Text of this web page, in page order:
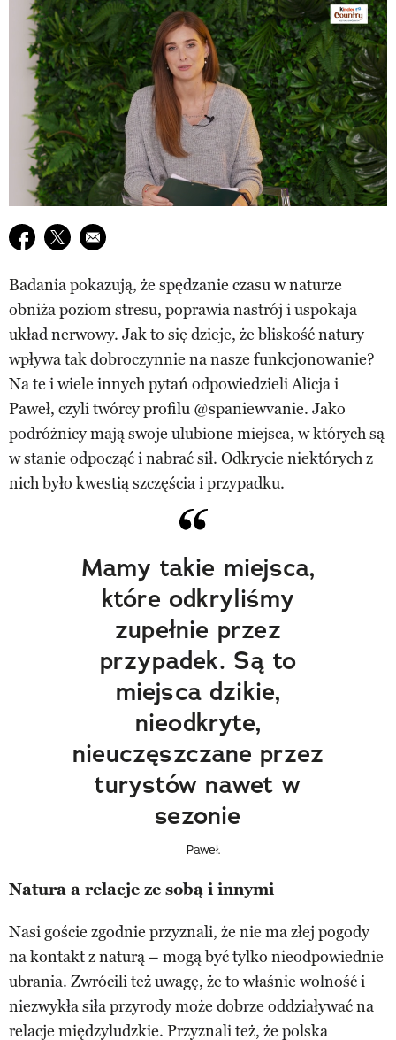
Udostępnij na facebook
Udostępnij na twitter
E-mail do przyjaciela
Badania pokazują, że spędzanie czasu w naturze
obniża poziom stresu, poprawia nastrój i uspokaja
układ nerwowy. Jak to się dzieje, że bliskość natury
wpływa tak dobroczynnie na nasze funkcjonowanie?
Na te i wiele innych pytań odpowiedzieli Alicja i
Paweł, czyli twórcy profilu @spaniewvanie. Jako
podróżnicy mają swoje ulubione miejsca, w których są
w stanie odpocząć i nabrać sił. Odkrycie niektórych z
nich było kwestią szczęścia i przypadku.
Mamy takie miejsca,
które odkryliśmy
zupełnie przez
przypadek. Są to
miejsca dzikie,
nieodkryte,
nieuczęszczane przez
turystów nawet w
sezonie
– Paweł.
Natura a relacje ze sobą i innymi
Nasi goście zgodnie przyznali, że nie ma złej pogody
na kontakt z naturą – mogą być tylko nieodpowiednie
ubrania. Zwrócili też uwagę, że to właśnie wolność i
niezwykła siła przyrody może dobrze oddziaływać na
relacje międzyludzkie. Przyznali też, że polska